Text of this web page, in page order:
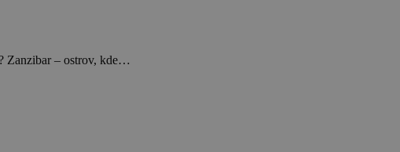
Zanzibar – ostrov, kde…